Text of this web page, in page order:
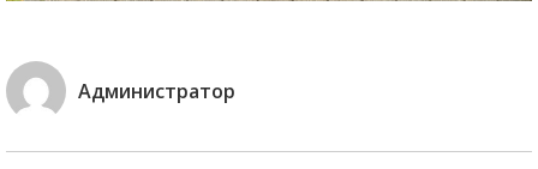
Администратор